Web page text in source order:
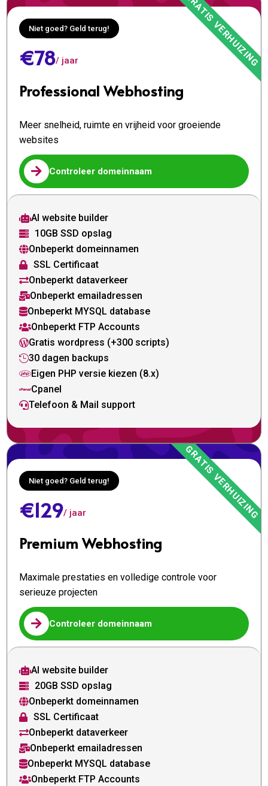
Niet goed? Geld terug!
€78/ jaar
Professional Webhosting
Meer snelheid, ruimte en vrijheid voor groeiende
websites
 Controleer domeinnaam
AI website builder
 10GB SSD opslag
Onbeperkt domeinnamen
 SSL Certificaat
Onbeperkt dataverkeer
Onbeperkt emailadressen
Onbeperkt MYSQL database
Onbeperkt FTP Accounts
Gratis wordpress (+300 scripts)
30 dagen backups
Eigen PHP versie kiezen (8.x)
Cpanel
Telefoon & Mail support
Niet goed? Geld terug!
€129/ jaar
Premium Webhosting
Maximale prestaties en volledige controle voor
serieuze projecten
 Controleer domeinnaam
AI website builder
 20GB SSD opslag
Onbeperkt domeinnamen
 SSL Certificaat
Onbeperkt dataverkeer
Onbeperkt emailadressen
Onbeperkt MYSQL database
Onbeperkt FTP Accounts